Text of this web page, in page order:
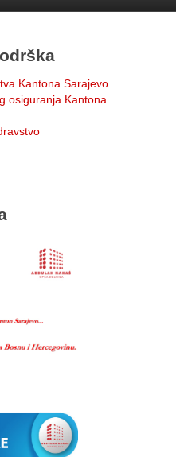
Kantona Sarajevo
osiguranja Kantona